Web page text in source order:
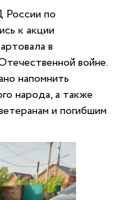
по
к акции
в
войне.
напомнить
народа, а также
и погибшим